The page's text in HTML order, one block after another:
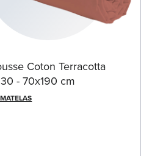
Coton Terracotta
- 70x190 cm